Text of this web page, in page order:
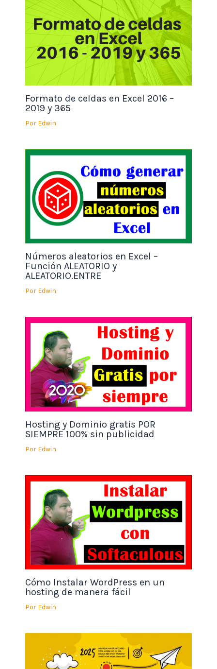
Formato de celdas en Excel 2016 –
2019 y 365
Por Edwin
Números aleatorios en Excel –
Función ALEATORIO y
ALEATORIO.ENTRE
Por Edwin
Hosting y Dominio gratis POR
SIEMPRE 100% sin publicidad
Por Edwin
Cómo Instalar WordPress en un
hosting de manera fácil
Por Edwin